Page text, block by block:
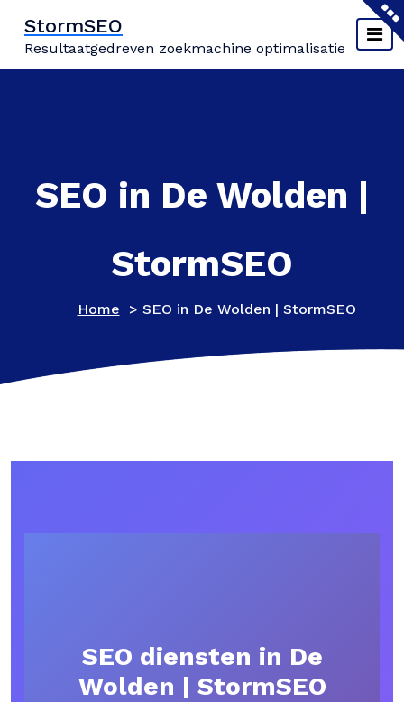
inhoud
springen
StormSEO
Resultaatgedreven zoekmachine optimalisatie
SEO in De Wolden |
StormSEO
Home > SEO in De Wolden | StormSEO
SEO diensten in De
Wolden | StormSEO